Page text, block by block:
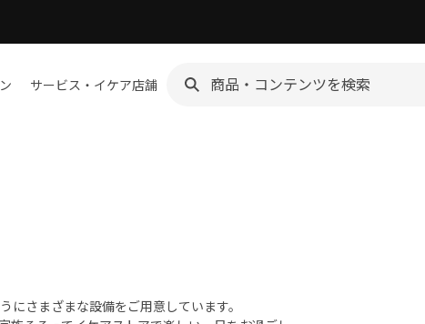
サービス・イケア店舗
さまざまな設備をご用意しています。